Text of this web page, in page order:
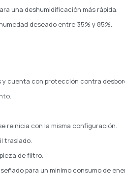
una deshumidificación más rápida.
deseado entre 35% y 85%.
y cuenta con protección contra
reinicia con la misma configuración.
traslado.
de filtro.
para un mínimo consumo de